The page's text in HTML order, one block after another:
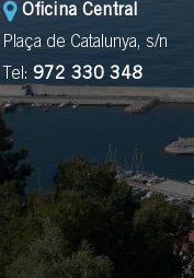
Oficina Central
Plaça de Catalunya, s/n
Tel: 972 330 348